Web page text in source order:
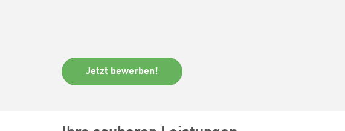
Jetzt bewerben!